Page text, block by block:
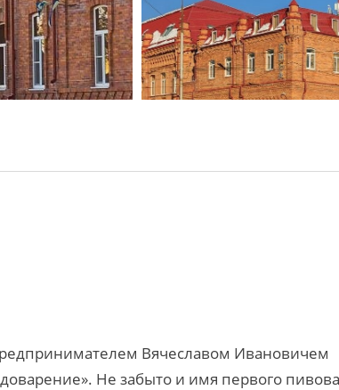
Вячеславом Ивановичем
Не забыто и имя первого